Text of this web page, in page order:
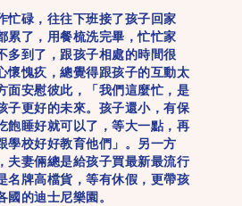
碌，往往下班接了孩子回家
累了，用餐梳洗完畢，忙忙家
多到了，跟孩子相處的時間很
懷愧疚，總覺得跟孩子的互動太
面安慰彼此，「我們這麼忙，是
子更好的未來。孩子還小，有保
飽睡好就可以了，等大一點，再
學校好好教育他們」。另一方
夫妻倆總是給孩子買最新最流行
名牌高檔貨，等有休假，更帶孩
的迪士尼樂園。